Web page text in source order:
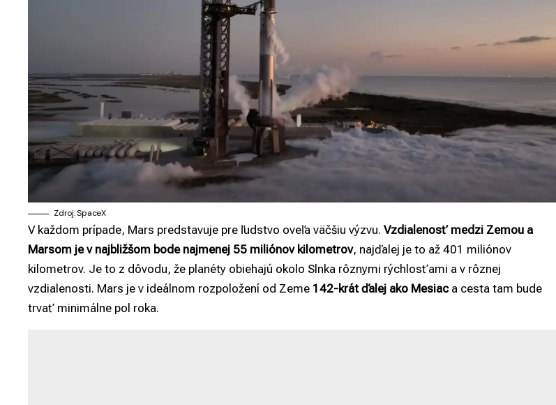
Zdroj: SpaceX
V každom prípade, Mars predstavuje pre ľudstvo oveľa väčšiu výzvu. Vzdialenosť medzi Zemou a
Marsom je v najbližšom bode najmenej 55 miliónov kilometrov, najďalej je to až 401 miliónov
kilometrov. Je to z dôvodu, že planéty obiehajú okolo Slnka rôznymi rýchlosťami a v rôznej
vzdialenosti. Mars je v ideálnom rozpoložení od Zeme 142-krát ďalej ako Mesiaca cesta tam bude
trvať minimálne pol roka.